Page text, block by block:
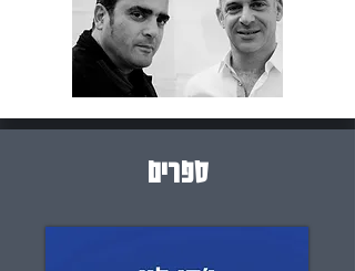
ספרים